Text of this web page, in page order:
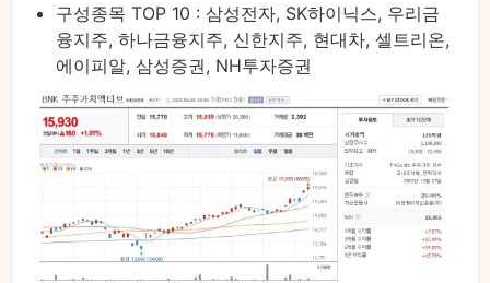
구성종목 TOP 10 : 삼성전자, SK하이닉스, 우리금
융지주, 하나금융지주, 신한지주, 현대차, 셀트리온,
에이피알, 삼성증권, NH투자증권